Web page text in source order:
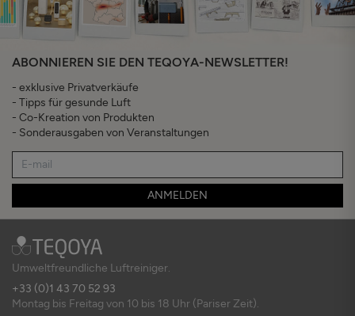
ABONNIEREN SIE DEN TEQOYA-NEWSLETTER!
- exklusive Privatverkäufe
- Tipps für gesunde Luft
- Co-Kreation von Produkten
- Sonderausgaben von Veranstaltungen
ANMELDEN
Umweltfreundliche Luftreiniger.
+33 (0)1 43 70 52 93
Montag bis Freitag von 10 bis 18 Uhr (Pariser Zeit).